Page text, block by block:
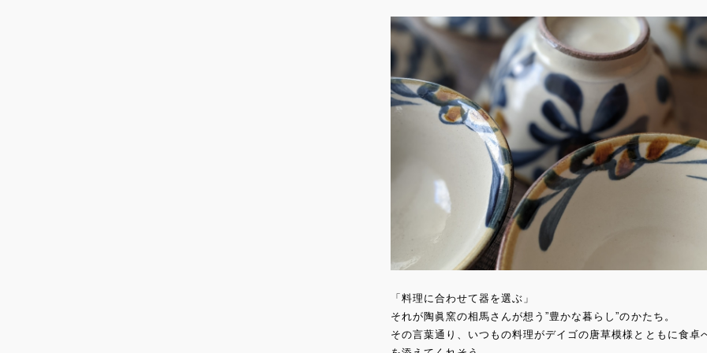
「料理に合わせて器を選ぶ」
それが陶眞窯の相馬さんが想う”豊かな暮らし”のかたち。
その言葉通り、いつもの料理がデイゴの唐草模様とともに食卓